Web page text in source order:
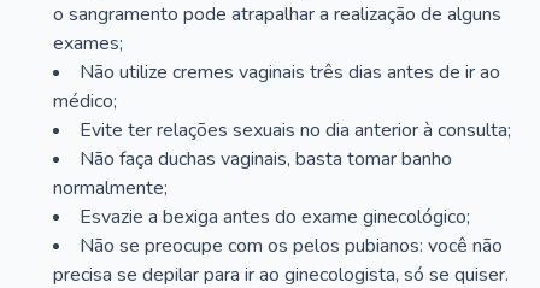
o sangramento pode atrapalhar a realização de alguns
exames;
Não utilize cremes vaginais três dias antes de ir ao
médico;
Evite ter relações sexuais no dia anterior à consulta;
Não faça duchas vaginais, basta tomar banho
normalmente;
Esvazie a bexiga antes do exame ginecológico;
Não se preocupe com os pelos pubianos: você não
precisa se depilar para ir ao ginecologista, só se quiser.